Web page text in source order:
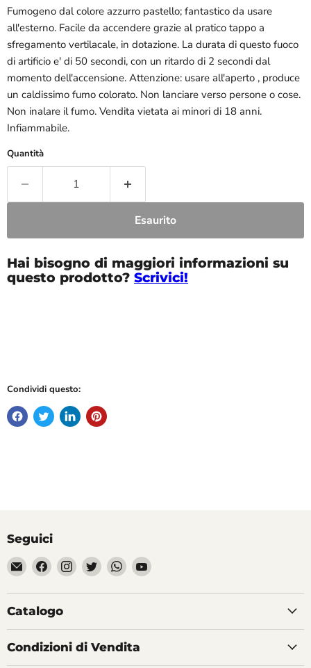
Fumogeno dal colore azzurro pastello; fantastico da usare
all'esterno. Facile da accendere grazie al pratico tappo a
sfregamento vertilacale, in dotazione. La durata di questo fuoco
di artificio e' di 50 secondi, con un ritardo di 2 secondi dal
momento dell'accensione. Attenzione: usare all'aperto , produce
un caldissimo fumo colorato. Non lanciare verso persone o cose.
Non inalare il fumo. Vendita vietata ai minori di 18 anni.
Infiammabile.
Quantità
Esaurito
Hai bisogno di maggiori informazioni su
questo prodotto? Scrivici!
Condividi questo:
Seguici
Email
Divertilandia.it
Trovaci
su
Facebook
Trovaci
su
Instagram
Trovaci
su
Twitter
Trovaci
su
WhatsApp
Trovaci
YouTube
Catalogo
Condizioni di Vendita